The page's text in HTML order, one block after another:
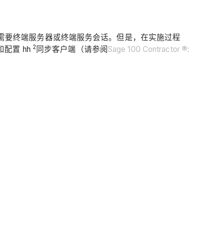
要终端服务器或终端服务会话。但是，在实施过程
配置 hh 2 同步客户端（请参阅Sage 100 Contractor ®: